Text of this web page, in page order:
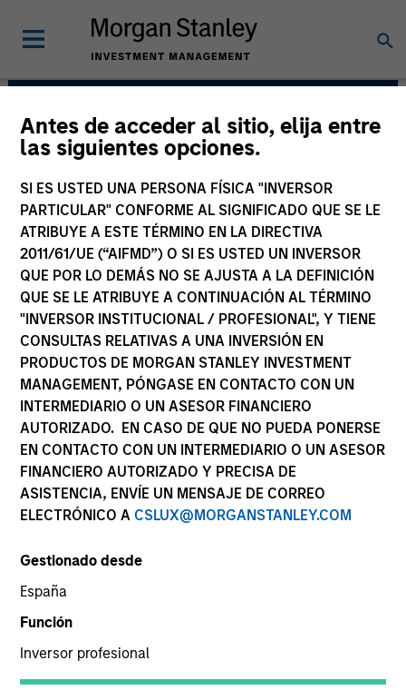
Antes de acceder al sitio, elija entre
las siguientes opciones.
SI ES USTED UNA PERSONA FÍSICA "INVERSOR
PARTICULAR" CONFORME AL SIGNIFICADO QUE SE LE
ATRIBUYE A ESTE TÉRMINO EN LA DIRECTIVA
2011/61/UE (“AIFMD”) O SI ES USTED UN INVERSOR
QUE POR LO DEMÁS NO SE AJUSTA A LA DEFINICIÓN
QUE SE LE ATRIBUYE A CONTINUACIÓN AL TÉRMINO
"INVERSOR INSTITUCIONAL / PROFESIONAL", Y TIENE
CONSULTAS RELATIVAS A UNA INVERSIÓN EN
PRODUCTOS DE MORGAN STANLEY INVESTMENT
MANAGEMENT, PÓNGASE EN CONTACTO CON UN
INTERMEDIARIO O UN ASESOR FINANCIERO
AUTORIZADO. EN CASO DE QUE NO PUEDA PONERSE
EN CONTACTO CON UN INTERMEDIARIO O UN ASESOR
FINANCIERO AUTORIZADO Y PRECISA DE
ASISTENCIA, ENVÍE UN MENSAJE DE CORREO
ELECTRÓNICO A CSLUX@MORGANSTANLEY.COM
Gestionado desde
España
Función
Inversor profesional
Applied Equity
Advisors Team
Estrategias
Applied Equity Advisors is an unconstrained, flexible
global core manager seeking to drive excess returns,
regardless of style or regional market leadership.